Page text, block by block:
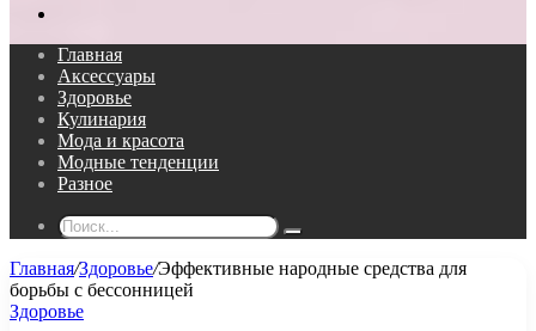
Главная
Аксессуары
Здоровье
Кулинария
Мода и красота
Модные тенденции
Разное
Поиск...
Главная/Здоровье/Эффективные народные средства для
борьбы с бессонницей
Здоровье